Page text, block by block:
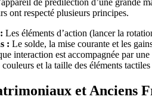
de prédilection d’une
ont respecté plusieurs principes.
Les éléments d’action (lancer la
: Le solde, la mise courante et les
interaction est accompagnée par
et la taille des éléments
et Anciens